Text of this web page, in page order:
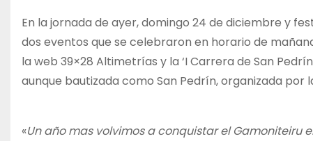
En la jornada de ayer, domingo 24 de diciembre y
dos eventos que se celebraron en horario de
la web 39×28 Altimetrías y la ‘I Carrera de San
aunque bautizada como San Pedrín, organizada por
«Un año mas volvimos a conquistar el Gamoniteiru